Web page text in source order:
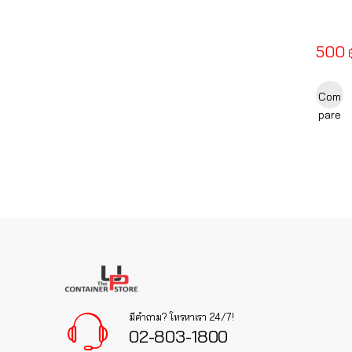
500
Com
pare
มีคำถาม? โทรหาเรา 24/7!
02-803-1800